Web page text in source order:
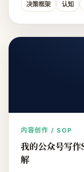
决策框架 认知
内容创作 / SOP
我的公众号写
解